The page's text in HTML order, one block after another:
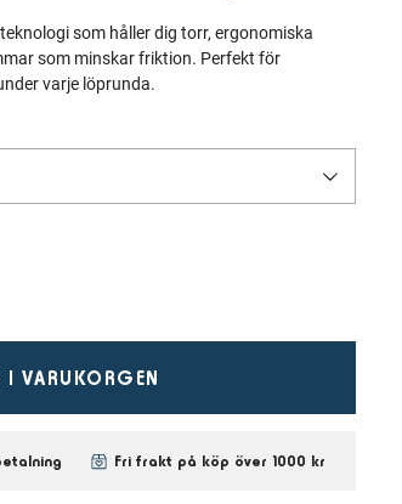
som håller dig torr, ergonomiska
som minskar friktion. Perfekt för
varje löprunda.
VARUKORGEN
Fri frakt på köp över 1000 kr